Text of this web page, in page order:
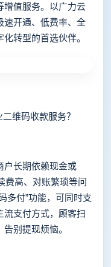
增值服务。以广力云
速开通、低费率、全
转型的首选伙伴。
维码收款服务？
长期依赖现金或
费高、对账繁琐等问
多付”功能，可同时支
流支付方式，顾客扫
别提现烦恼。